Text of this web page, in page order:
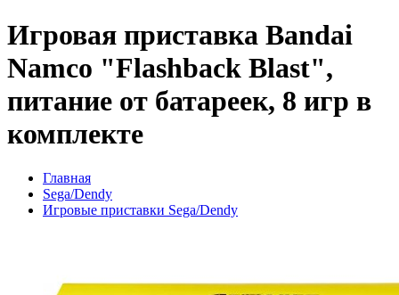
Игровая приставка Bandai
Namco "Flashback Blast",
питание от батареек, 8 игр в
комплекте
Главная
Sega/Dendy
Игровые приставки Sega/Dendy